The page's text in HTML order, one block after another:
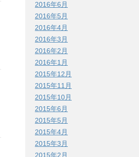
2016年6月
2016年5月
2016年4月
2016年3月
2016年2月
2016年1月
2015年12月
2015年11月
2015年10月
2015年6月
2015年5月
2015年4月
2015年3月
2015年2月